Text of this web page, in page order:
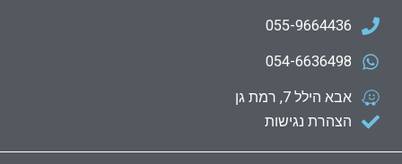
055-9664436
054-6636498
אבא הילל 7, רמת גן
הצהרת נגישות